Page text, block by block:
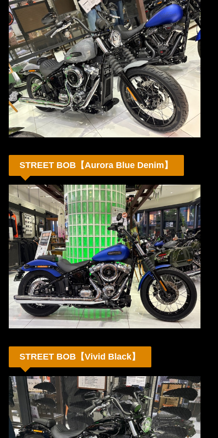
STREET BOB【Aurora Blue Denim】
STREET BOB【Vivid Black】